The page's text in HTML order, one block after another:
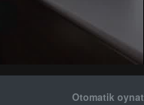
Otomatik oynat